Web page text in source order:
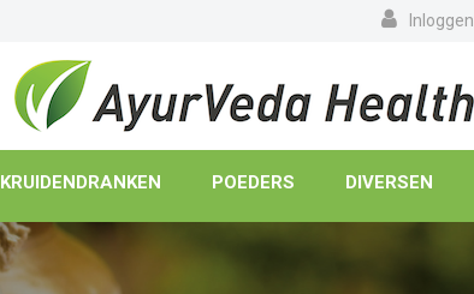
Inloggen
KRUIDENDRANKEN POEDERS DIVERSEN